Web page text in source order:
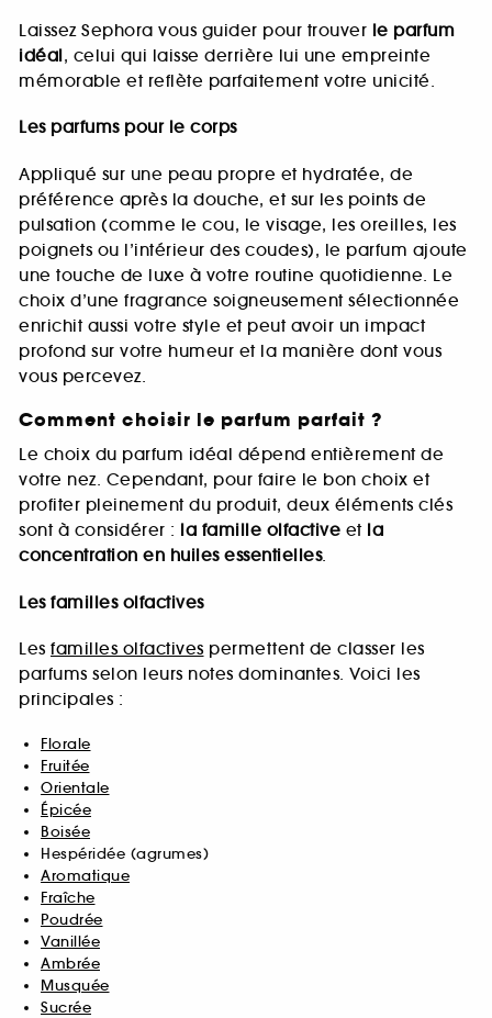
Laissez Sephora vous guider pour trouver le parfum
idéal, celui qui laisse derrière lui une empreinte
mémorable et reflète parfaitement votre unicité.
Les parfums pour le corps
Appliqué sur une peau propre et hydratée, de
préférence après la douche, et sur les points de
pulsation (comme le cou, le visage, les oreilles, les
poignets ou l’intérieur des coudes), le parfum ajoute
une touche de luxe à votre routine quotidienne. Le
choix d’une fragrance soigneusement sélectionnée
enrichit aussi votre style et peut avoir un impact
profond sur votre humeur et la manière dont vous
vous percevez.
Comment choisir le parfum parfait ?
Le choix du parfum idéal dépend entièrement de
votre nez. Cependant, pour faire le bon choix et
profiter pleinement du produit, deux éléments clés
sont à considérer : la famille olfactive et la
concentration en huiles essentielles.
Les familles olfactives
Les familles olfactives permettent de classer les
parfums selon leurs notes dominantes. Voici les
principales :
Florale
Fruitée
Orientale
Épicée
Boisée
Hespéridée (agrumes)
Aromatique
Fraîche
Poudrée
Vanillée
Ambrée
Musquée
Sucrée